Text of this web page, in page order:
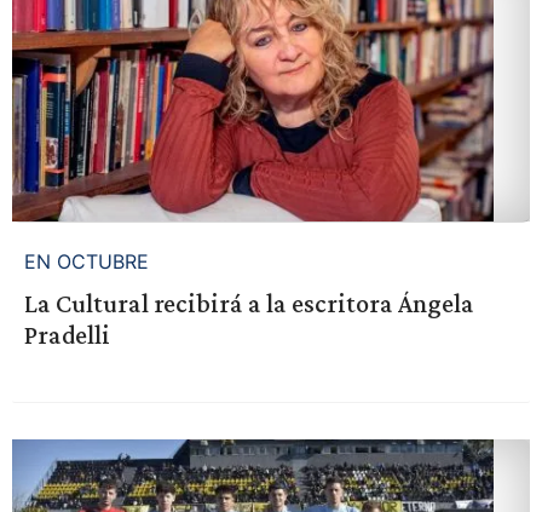
EN OCTUBRE
La Cultural recibirá a la escritora Ángela
Pradelli